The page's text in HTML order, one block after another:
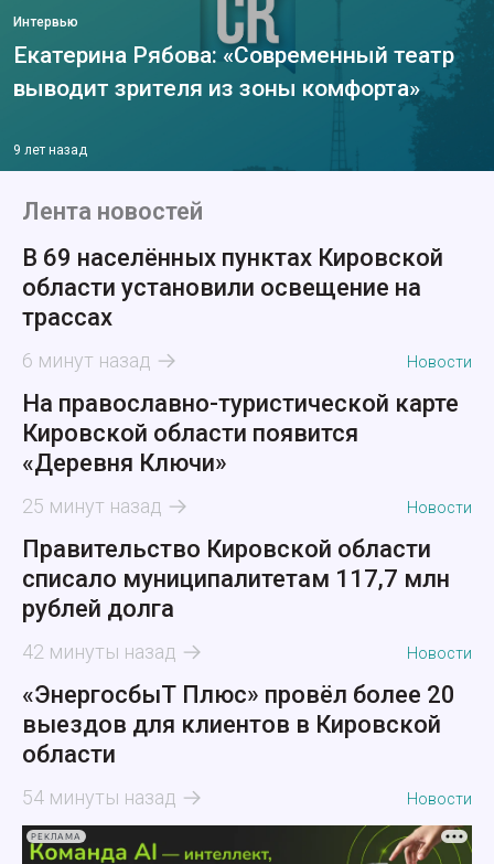
Интервью
Екатерина Рябова: «Современный театр
выводит зрителя из зоны комфорта»
9 лет назад
Лента новостей
В 69 населённых пунктах Кировской
области установили освещение на
трассах
6 минут назад Новости
На православно-туристической карте
Кировской области появится
«Деревня Ключи»
25 минут назад Новости
Правительство Кировской области
списало муниципалитетам 117,7 млн
рублей долга
42 минуты назад Новости
«ЭнергосбыТ Плюс» провёл более 20
выездов для клиентов в Кировской
области
54 минуты назад Новости
РЕКЛАМА